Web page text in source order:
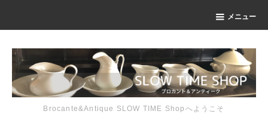
メニュー
Brocante&Antique SLOW TIME Shopへようこそ